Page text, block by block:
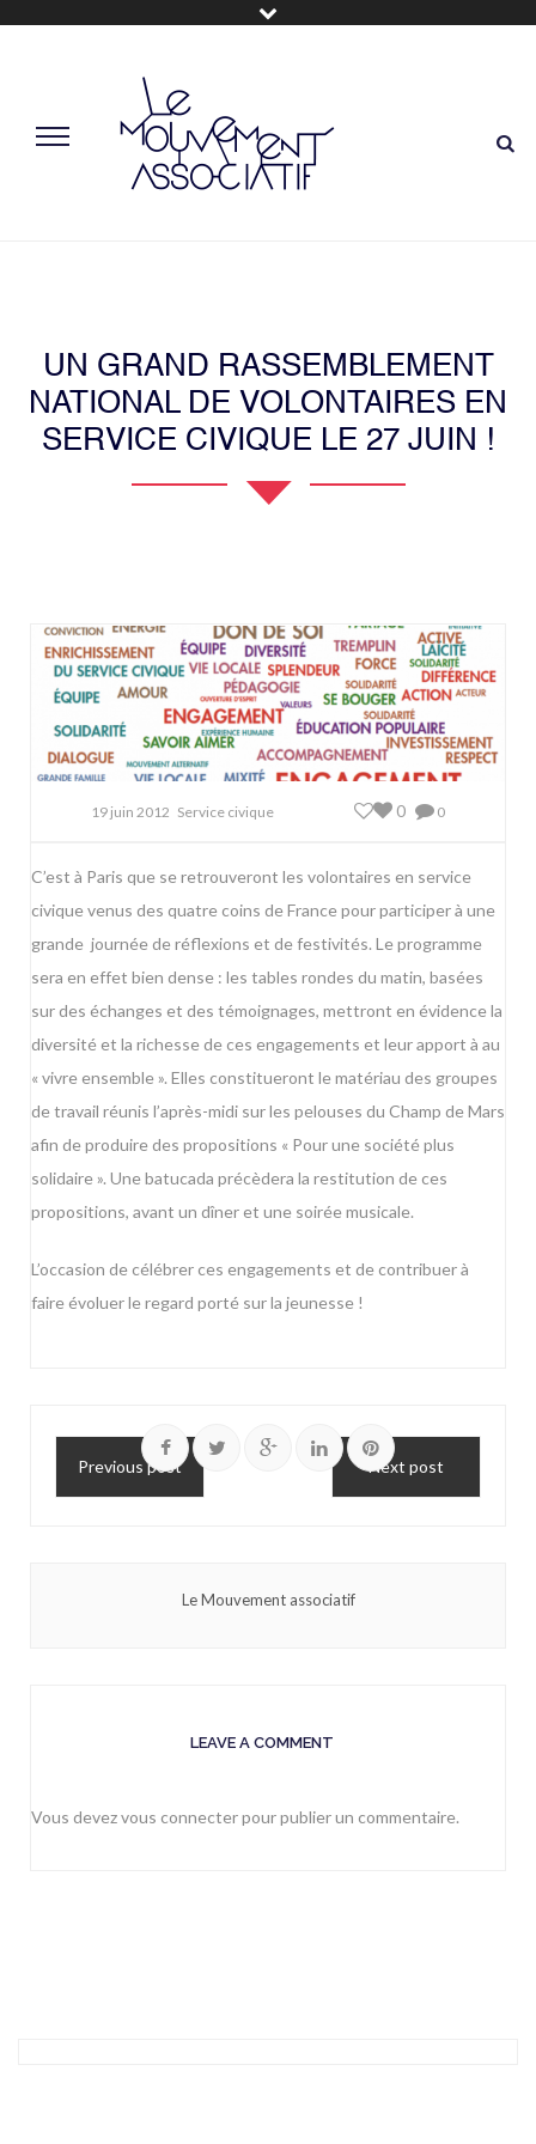
UN GRAND RASSEMBLEMENT
NATIONAL DE VOLONTAIRES EN
SERVICE CIVIQUE LE 27 JUIN !
19 juin 2012 Service civique 0
0
C’est à Paris que se retrouveront les volontaires en service
civique venus des quatre coins de France pour participer à une
grande journée de réflexions et de festivités. Le programme
sera en effet bien dense : les tables rondes du matin, basées
sur des échanges et des témoignages, mettront en évidence la
diversité et la richesse de ces engagements et leur apport à au
« vivre ensemble ». Elles constitueront le matériau des groupes
de travail réunis l’après-midi sur les pelouses du Champ de Mars
afin de produire des propositions « Pour une société plus
solidaire ». Une batucada précèdera la restitution de ces
propositions, avant un dîner et une soirée musicale.
L’occasion de célébrer ces engagements et de contribuer à
faire évoluer le regard porté sur la jeunesse !
Previous post Next post
Le Mouvement associatif
LEAVE A COMMENT
Vous devezvous connecterpour publier un commentaire.